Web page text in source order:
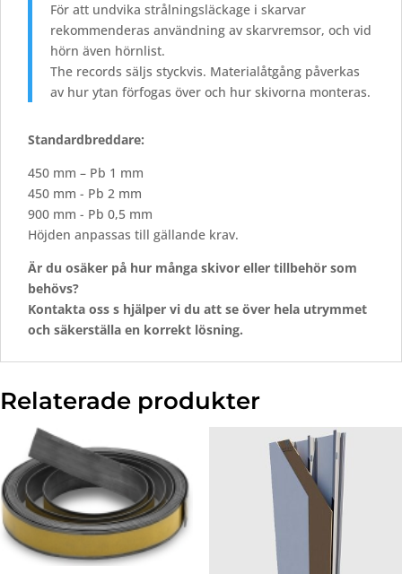
För att undvika strålningsläckage i skarvar
rekommenderas användning av skarvremsor, och vid
hörn även hörnlist.
The records säljs styckvis. Materialåtgång påverkas
av hur ytan förfogas över och hur skivorna monteras.
Standardbreddare:
450 mm – Pb 1 mm
450 mm - Pb 2 mm
900 mm - Pb 0,5 mm
Höjden anpassas till gällande krav.
Är du osäker på hur många skivor eller tillbehör som
behövs?
Kontakta oss s hjälper vi du att se över hela utrymmet
och säkerställa en korrekt lösning.
Relaterade produkter